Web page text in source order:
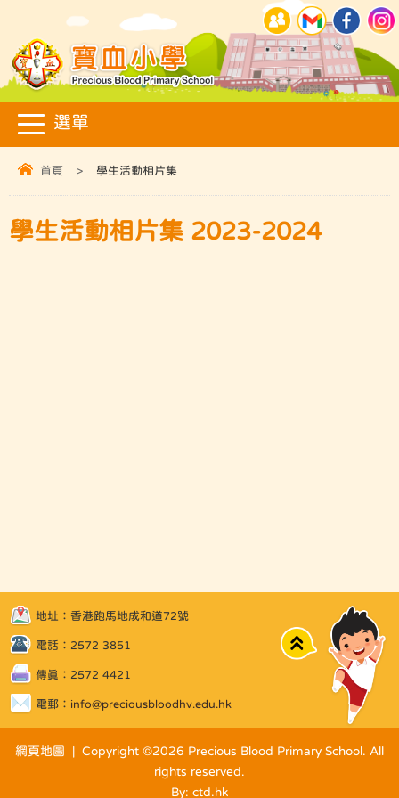
首頁 > 學生活動相片集
學生活動相片集 2023-2024
地址：香港跑馬地成和道72號
電話：2572 3851
傳真：2572 4421
電郵： info@preciousbloodhv.edu.hk
Top
網頁地圖 | Copyright ©2026 Precious Blood Primary School. All
rights reserved.
By: ctd.hk